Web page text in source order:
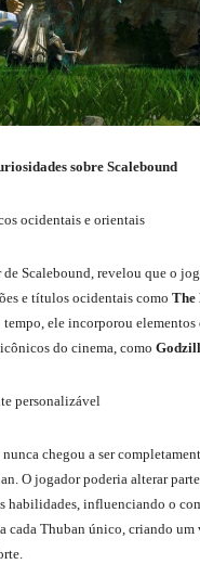
sobre Scalebound
ocidentais e orientais
de Scalebound, revelou que o
e títulos ocidentais como The
tempo, ele incorporou
do cinema, como
personalizável
chegou a ser
O jogador poderia alterar
habilidades, influenciando o
cada Thuban único, criando